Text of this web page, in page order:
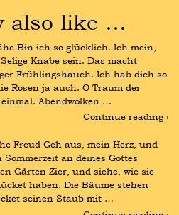
also like …
Bin ich so glücklich. Ich mein,
Knabe sein. Das macht
Frühlingshauch. Ich hab dich so
Rosen ja auch. O Traum der
einmal. Abendwolken …
Continue reading ›
Freud Geh aus, mein Herz, und
an deines Gottes
Gärten Zier, und siehe, wie sie
haben. Die Bäume stehen
seinen Staub mit …